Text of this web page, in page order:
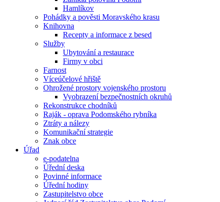
Hamlíkov
Pohádky a pověsti Moravského krasu
Knihovna
Recepty a informace z besed
Služby
Ubytování a restaurace
Firmy v obci
Farnost
Víceúčelové hřiště
Ohrožené prostory vojenského prostoru
Vyobrazení bezpečnostních okruhů
Rekonstrukce chodníků
Raják - oprava Podomského rybníka
Ztráty a nálezy
Komunikační strategie
Znak obce
Úřad
e-podatelna
Úřední deska
Povinné informace
Úřední hodiny
Zastupitelstvo obce